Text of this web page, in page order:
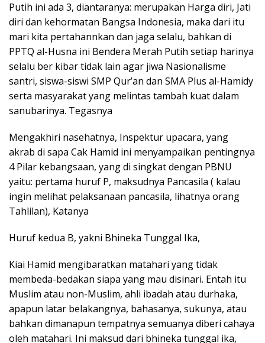
Putih ini ada 3, diantaranya: merupakan Harga diri, Jati
diri dan kehormatan Bangsa Indonesia, maka dari itu
mari kita pertahannkan dan jaga selalu, bahkan di
PPTQ al-Husna ini Bendera Merah Putih setiap harinya
selalu ber kibar tidak lain agar jiwa Nasionalisme
santri, siswa-siswi SMP Qur’an dan SMA Plus al-Hamidy
serta masyarakat yang melintas tambah kuat dalam
sanubarinya. Tegasnya
Mengakhiri nasehatnya, Inspektur upacara, yang
akrab di sapa Cak Hamid ini menyampaikan pentingnya
4 Pilar kebangsaan, yang di singkat dengan PBNU
yaitu: pertama huruf P, maksudnya Pancasila ( kalau
ingin melihat pelaksanaan pancasila, lihatnya orang
Tahlilan), Katanya
Huruf kedua B, yakni Bhineka Tunggal Ika,
Kiai Hamid mengibaratkan matahari yang tidak
membeda-bedakan siapa yang mau disinari. Entah itu
Muslim atau non-Muslim, ahli ibadah atau durhaka,
apapun latar belakangnya, bahasanya, sukunya, atau
bahkan dimanapun tempatnya semuanya diberi cahaya
oleh matahari. Ini maksud dari bhineka tunggal ika,